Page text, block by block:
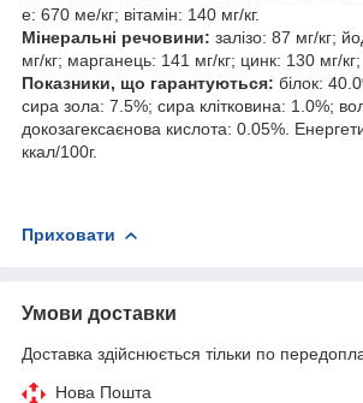
е: 670 ме/кг; вітамін: 140 мг/кг.
Мінеральні речовини: залізо: 87 мг/кг;
мг/кг; марганець: 141 мг/кг; цинк: 130 мг/
Показники, що гарантуються: білок:
сира зола: 7.5%; сира клітковина: 1.0%;
докозагексаєнова кислота: 0.05%.
ккал/100г.
Приховати
Умови доставки
Доставка здійснюється тільки по
Нова Пошта